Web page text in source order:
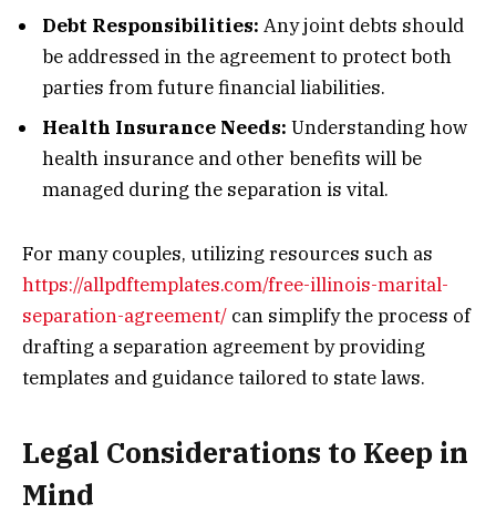
Debt Responsibilities: Any joint debts should
be addressed in the agreement to protect both
parties from future financial liabilities.
Health Insurance Needs: Understanding how
health insurance and other benefits will be
managed during the separation is vital.
For many couples, utilizing resources such as
https://allpdftemplates.com/free-illinois-marital-
separation-agreement/ can simplify the process of
drafting a separation agreement by providing
templates and guidance tailored to state laws.
Legal Considerations to Keep in
Mind